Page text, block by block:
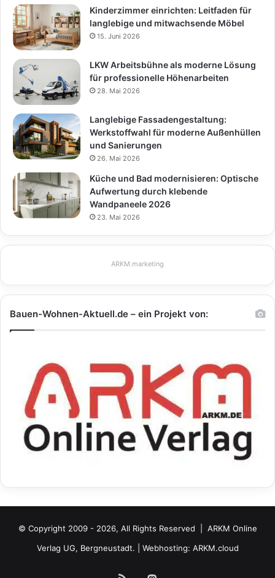
Kinderzimmer einrichten: Leitfaden für
langlebige und mitwachsende Möbel
15. Juni 2026
LKW Arbeitsbühne als moderne Lösung
für professionelle Höhenarbeiten
28. Mai 2026
Langlebige Fassadengestaltung:
Werkstoffwahl für moderne Außenhüllen
und Sanierungen
26. Mai 2026
Küche und Bad modernisieren: Optische
Aufwertung durch klebende
Wandpaneele 2026
23. Mai 2026
ARKM.marketing
Bauen-Wohnen-Aktuell.de – ein Projekt von:
© Copyright 2009 - 2026, All Rights Reserved | ARKM Online
Verlag UG, Bergneustadt. | Webhosting: ARKM.cloud